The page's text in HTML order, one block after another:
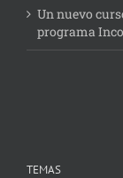
Un nuevo
programa
TEMAS